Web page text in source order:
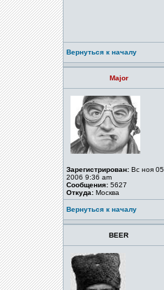
Вернуться к началу
Major
Зарегистрирован: Вс ноя 05,
2006 9:36 am
Сообщения: 5627
Откуда: Москва
Вернуться к началу
BEER